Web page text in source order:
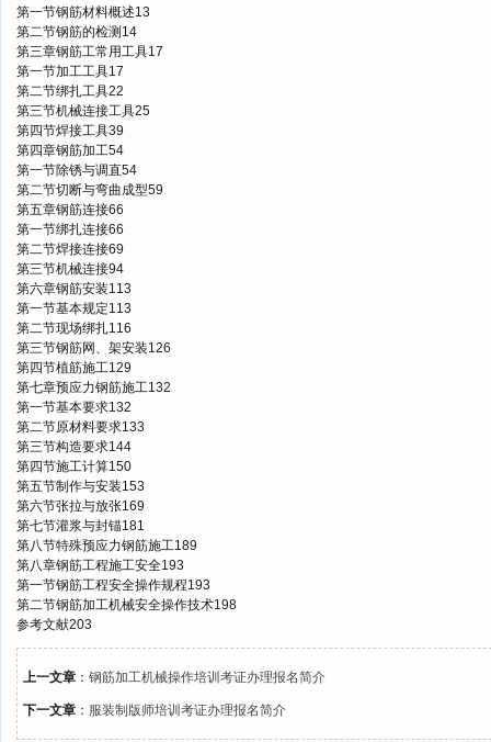
第一节钢筋材料概述13
第二节钢筋的检测14
第三章钢筋工常用工具17
第一节加工工具17
第二节绑扎工具22
第三节机械连接工具25
第四节焊接工具39
第四章钢筋加工54
第一节除锈与调直54
第二节切断与弯曲成型59
第五章钢筋连接66
第一节绑扎连接66
第二节焊接连接69
第三节机械连接94
第六章钢筋安装113
第一节基本规定113
第二节现场绑扎116
第三节钢筋网、架安装126
第四节植筋施工129
第七章预应力钢筋施工132
第一节基本要求132
第二节原材料要求133
第三节构造要求144
第四节施工计算150
第五节制作与安装153
第六节张拉与放张169
第七节灌浆与封锚181
第八节特殊预应力钢筋施工189
第八章钢筋工程施工安全193
第一节钢筋工程安全操作规程193
第二节钢筋加工机械安全操作技术198
参考文献203
上一文章 ： 钢筋加工机械操作培训考证办理报名简介
下一文章 ： 服装制版师培训考证办理报名简介